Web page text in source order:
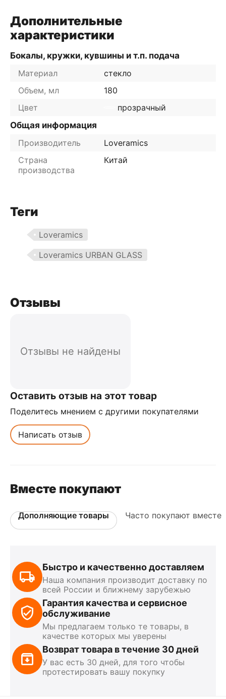
Дополнительные
характеристики
Бокалы, кружки, кувшины и т.п. подача
Материал
стекло
Объем, мл
180
Цвет
прозрачный
Общая информация
Производитель
Loveramics
Страна
производства
Китай
Теги
Loveramics
Loveramics URBAN GLASS
Отзывы
Отзывы не найдены
Оставить отзыв на этот товар
Поделитесь мнением с другими покупателями
Написать отзыв
Вместе покупают
Дополняющие товары Часто покупают вместе
Быстро и качественно доставляем
Наша компания производит доставку по
всей России и ближнему зарубежью
Гарантия качества и сервисное
обслуживание
Мы предлагаем только те товары, в
качестве которых мы уверены
Возврат товара в течение 30 дней
У вас есть 30 дней, для того чтобы
протестировать вашу покупку